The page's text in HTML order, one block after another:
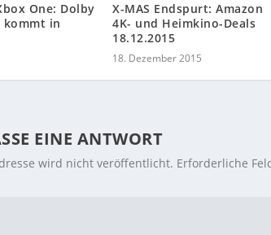
One: Dolby
kommt in
X-MAS Endspurt: Amazon
4K- und Heimkino-Deals
18.12.2015
18. Dezember 2015
EINE ANTWORT
wird nicht veröffentlicht. Erforderliche